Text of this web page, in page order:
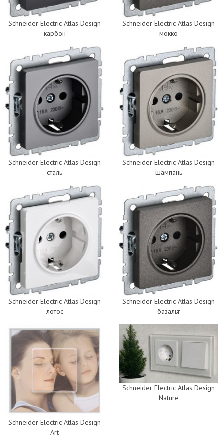
Schneider Electric Atlas Design
карбон
Schneider Electric Atlas Design
мокко
Schneider Electric Atlas Design
сталь
Schneider Electric Atlas Design
шампань
Schneider Electric Atlas Design
лотос
Schneider Electric Atlas Design
базальт
Schneider Electric Atlas Design
Art
Schneider Electric Atlas Design
Nature